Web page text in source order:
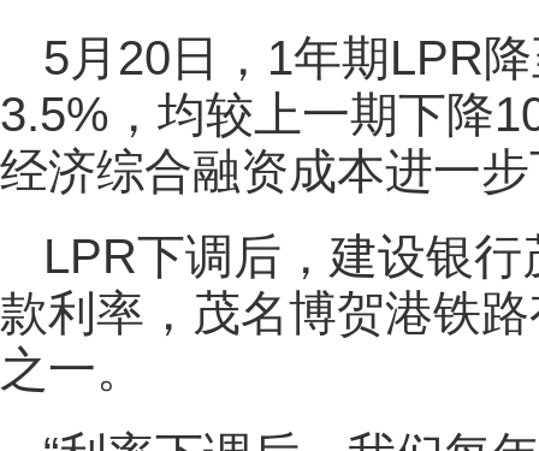
5月20日，1年期LPR
3.5%，均较上一期下降
经济综合融资成本进一
LPR下调后，建设银
款利率，茂名博贺港铁
之一。